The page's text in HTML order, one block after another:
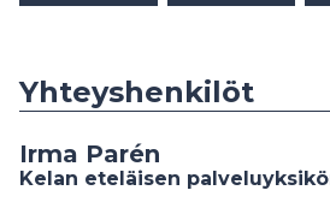
Yhteyshenkilöt
Irma Parén
Kelan eteläisen